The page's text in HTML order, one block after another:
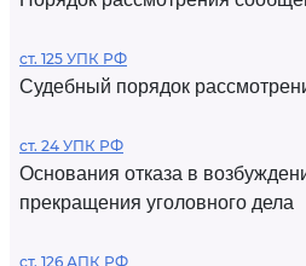
ст. 125 УПК РФ
Судебный порядок
ст. 24 УПК РФ
Основания отказа в
прекращения уголовного дела
ст. 126 АПК РФ